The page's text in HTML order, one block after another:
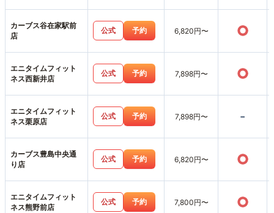
カーブス谷在家駅前
店
公式 予約 6,820円〜 ○
エニタイムフィット
ネス西新井店
公式 予約 7,898円〜 ○
エニタイムフィット
ネス栗原店
公式 予約 7,898円〜 -
カーブス豊島中央通
り店
公式 予約 6,820円〜 ○
エニタイムフィット
ネス熊野前店
公式 予約 7,800円〜 ○